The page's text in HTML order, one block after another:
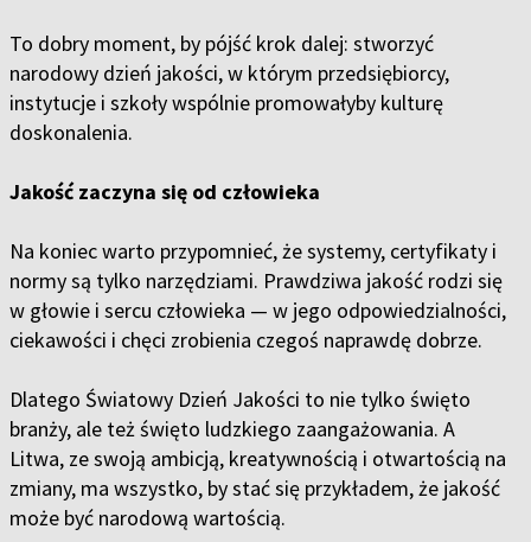
To dobry moment, by pójść krok dalej: stworzyć
narodowy dzień jakości, w którym przedsiębiorcy,
instytucje i szkoły wspólnie promowałyby kulturę
doskonalenia.
Jakość zaczyna się od człowieka
Na koniec warto przypomnieć, że systemy, certyfikaty i
normy są tylko narzędziami. Prawdziwa jakość rodzi się
w głowie i sercu człowieka — w jego odpowiedzialności,
ciekawości i chęci zrobienia czegoś naprawdę dobrze.
Dlatego Światowy Dzień Jakości to nie tylko święto
branży, ale też święto ludzkiego zaangażowania. A
Litwa, ze swoją ambicją, kreatywnością i otwartością na
zmiany, ma wszystko, by stać się przykładem, że jakość
może być narodową wartością.